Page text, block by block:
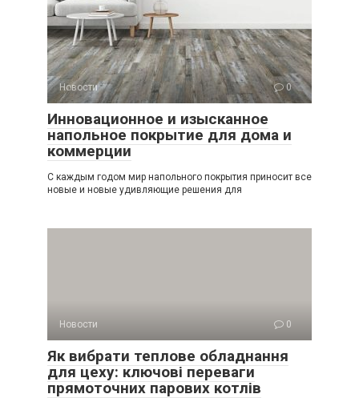
Новости 0
Инновационное и изысканное
напольное покрытие для дома и
коммерции
С каждым годом мир напольного покрытия приносит все
новые и новые удивляющие решения для
Новости 0
Як вибрати теплове обладнання
для цеху: ключові переваги
прямоточних парових котлів